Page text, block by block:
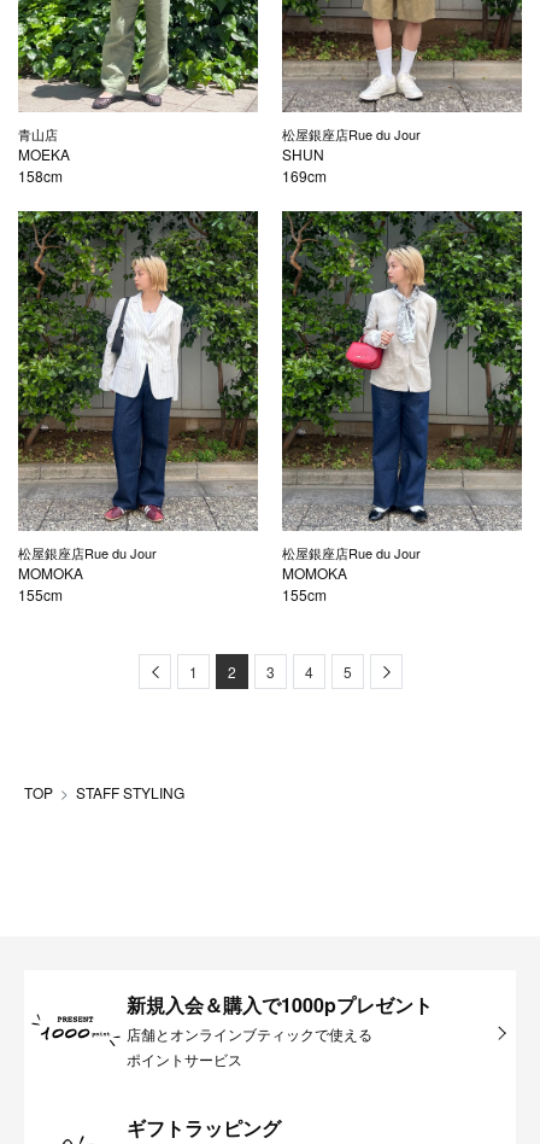
青山店
MOEKA
158cm
松屋銀座店Rue du Jour
SHUN
169cm
松屋銀座店Rue du Jour
MOMOKA
155cm
松屋銀座店Rue du Jour
MOMOKA
155cm
Previous
1 2 3 4 5 Next
TOP STAFF STYLING
新規入会＆購入で1000pプレゼント
店舗とオンラインブティックで使える
ポイントサービス
ギフトラッピング